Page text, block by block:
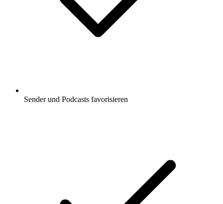
Sender und Podcasts favorisieren